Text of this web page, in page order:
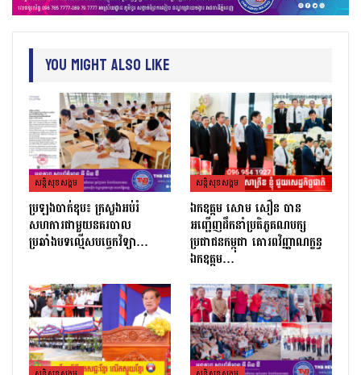
You Might Also Like
សន្តិសុខសង្គម
ប្រឡងបាក់ឌុប៖ ក្រសួងអប់រំ
សហការជាមួយនគរបាល
ប្រឆាំងបទល្មើសបច្ចេកវិទ្យា…
សន្តិសុខសង្គម
ឯកឧត្តម សោម សឿន បាន
អញ្ជើញដឹកនាំប្រតិភូគណបក្ស
ប្រជាជនកម្ពុជា គោរពវិញ្ញាណក្ខន្ធ
ឯកឧត្តម…